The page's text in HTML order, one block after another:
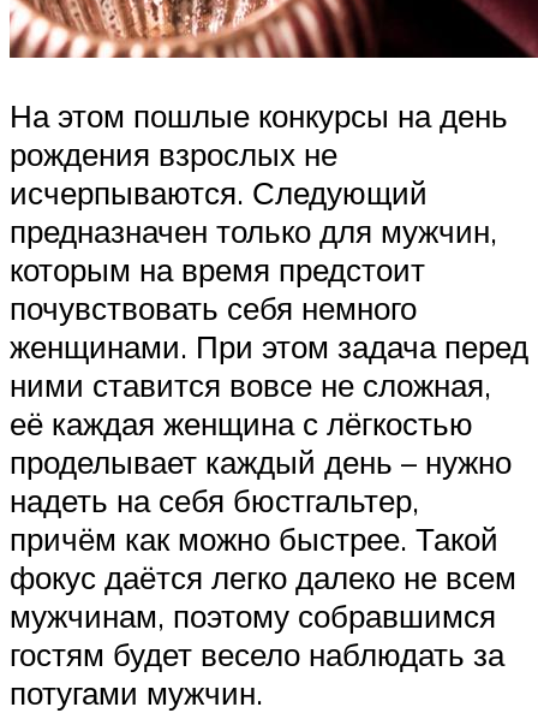
На этом пошлые конкурсы на день
рождения взрослых не
исчерпываются. Следующий
предназначен только для мужчин,
которым на время предстоит
почувствовать себя немного
женщинами. При этом задача перед
ними ставится вовсе не сложная,
её каждая женщина с лёгкостью
проделывает каждый день – нужно
надеть на себя бюстгальтер,
причём как можно быстрее. Такой
фокус даётся легко далеко не всем
мужчинам, поэтому собравшимся
гостям будет весело наблюдать за
потугами мужчин.